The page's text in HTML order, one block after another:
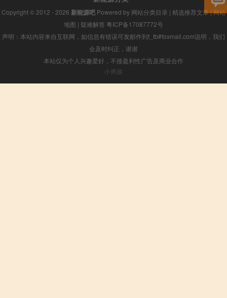
Copyright © 2012 - 2026 新能源吧 Powered by 网站分类目录 | 精选推荐文章|网站
地图 | 疑难解答 粤ICP备17087772号
声明：本站内容来自互联网，如信息有错误可发邮件到f_fb#foxmail.com说明，我们
会及时纠正，谢谢
本站仅为个人兴趣爱好，不接盈利性广告及商业合作
小男孩